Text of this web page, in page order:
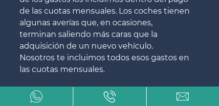
de las cuotas mensuales. Los coches tienen
algunas averías que, en ocasiones,
terminan saliendo más caras que la
adquisición de un nuevo vehículo.
Nosotros te incluimos todos esos gastos en
las cuotas mensuales.